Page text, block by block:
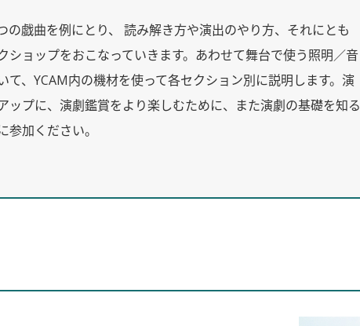
の戯曲を例にとり、 読み解き方や演出のやり方、それにとも
ショップをおこなっていきます。あわせて舞台で使う照明／音
て、YCAM内の機材を使って各セクション別に説明します。演
ップに、演劇鑑賞をより楽しむために、また演劇の基礎を知る
参加ください。